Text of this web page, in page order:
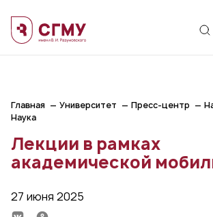
Главная Университет Пресс-центр
Наука
Лекции в рамках
академической
27 июня 2025